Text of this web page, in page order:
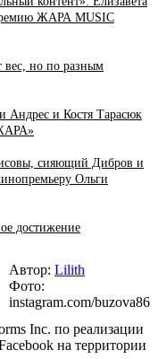
ЖАРА MUSIC
вес, но по разным
Андрес и Костя Тарасюк
сияющий Дибров и
Ольги
достижение
Автор: Lilith
Фото:
instagram.com/buzova86
Inc. по реализации
на территории